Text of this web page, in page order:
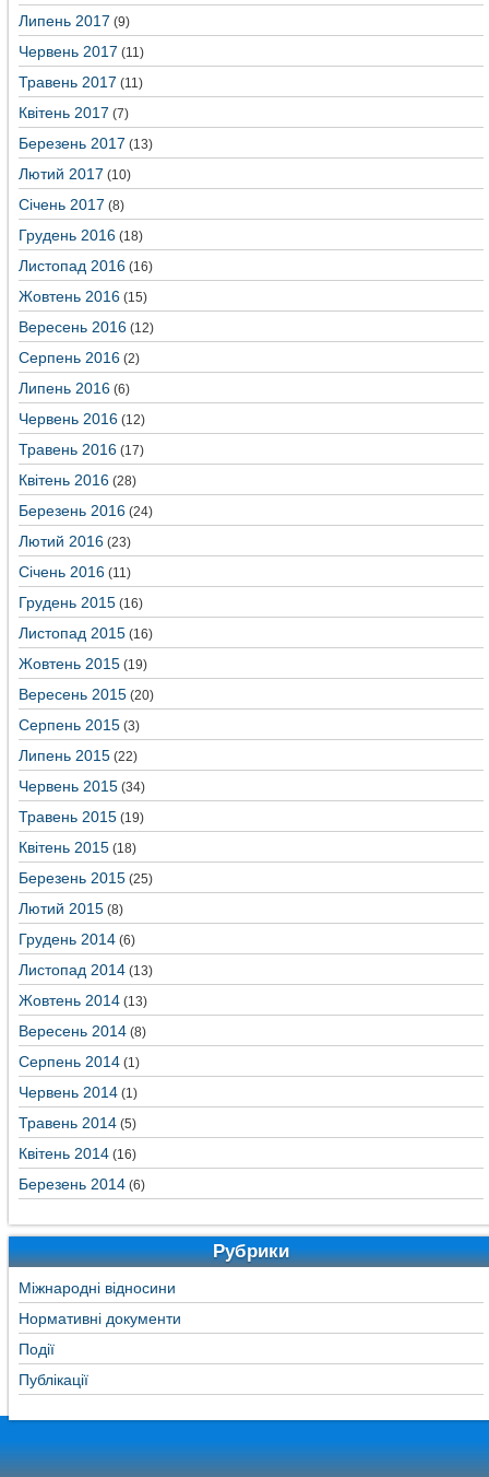
Липень 2017 (9)
Червень 2017 (11)
Травень 2017 (11)
Квітень 2017 (7)
Березень 2017 (13)
Лютий 2017 (10)
Січень 2017 (8)
Грудень 2016 (18)
Листопад 2016 (16)
Жовтень 2016 (15)
Вересень 2016 (12)
Серпень 2016 (2)
Липень 2016 (6)
Червень 2016 (12)
Травень 2016 (17)
Квітень 2016 (28)
Березень 2016 (24)
Лютий 2016 (23)
Січень 2016 (11)
Грудень 2015 (16)
Листопад 2015 (16)
Жовтень 2015 (19)
Вересень 2015 (20)
Серпень 2015 (3)
Липень 2015 (22)
Червень 2015 (34)
Травень 2015 (19)
Квітень 2015 (18)
Березень 2015 (25)
Лютий 2015 (8)
Грудень 2014 (6)
Листопад 2014 (13)
Жовтень 2014 (13)
Вересень 2014 (8)
Серпень 2014 (1)
Червень 2014 (1)
Травень 2014 (5)
Квітень 2014 (16)
Березень 2014 (6)
Рубрики
Міжнародні відносини
Нормативні документи
Події
Публікації